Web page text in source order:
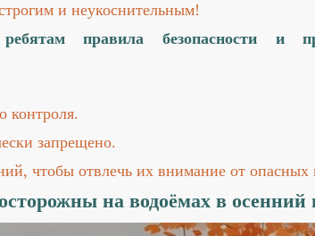
и неукоснительным!
правила безопасности и
контроля.
запрещено.
чтобы отвлечь их внимание от опасных
на водоёмах в осенний